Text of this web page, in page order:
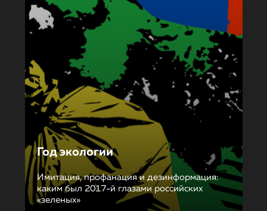
Год экологии
Имитация, профанация и дезинформация:
каким был 2017-й глазами российских
«зеленых»